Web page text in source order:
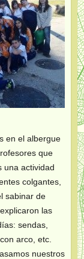
en el albergue
que
una actividad
colgantes,
sabinar de
las
sendas,
arco, etc.
nuestros